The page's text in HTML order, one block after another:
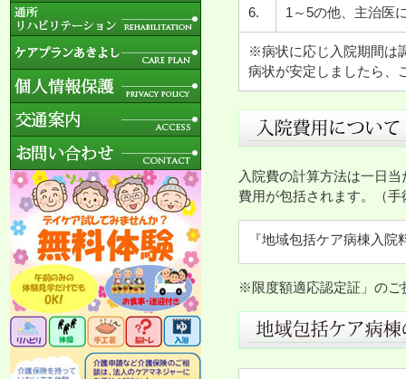
6. 1～5の他、主治医
※病状に応じ入院期間は
病状が安定しましたら、
入院費の計算方法は一日
費用が包括されます。（
『地域包括ケア病棟入
※限度額適応認定証」のご